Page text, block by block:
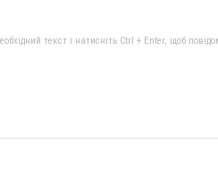
текст і натисніть Ctrl + Enter, щоб